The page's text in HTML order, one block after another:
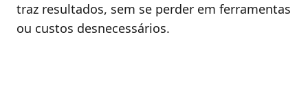
traz resultados, sem se perder em ferramentas
ou custos desnecessários.